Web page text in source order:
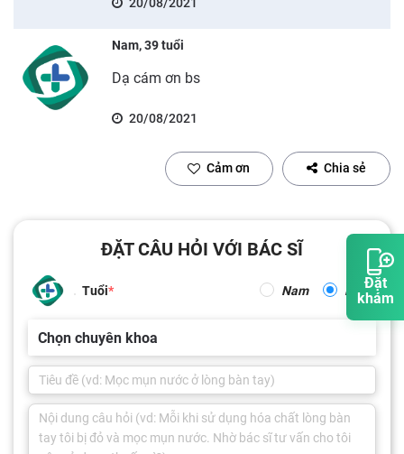
Đặt
khám
Nam, 39 tuổi
Dạ cám ơn bs
20/08/2021
Cảm ơn Chia sẻ
ĐẶT CÂU HỎI VỚI BÁC SĨ
Tuổi Nam Nữ
Chọn chuyên khoa